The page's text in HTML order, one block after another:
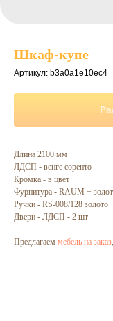
Шкаф-купе
Артикул: b3a0a1e10ec4
Длина 2100 мм
ЛДСП - венге соренто
Кромка - в цвет
Фурнитура - RAUM +
Ручки - RS-008/128 золото
Двери - ЛДСП - 2 шт
Предлагаем мебель на заказ